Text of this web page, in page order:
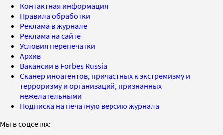
Контактная информация
Правила обработки
Реклама в журнале
Реклама на сайте
Условия перепечатки
Архив
Вакансии в Forbes Russia
Сканер иноагентов, причастных к экстремизму и
терроризму и организаций, признанных
нежелательными
Подписка на печатную версию журнала
Мы в соцсетях: